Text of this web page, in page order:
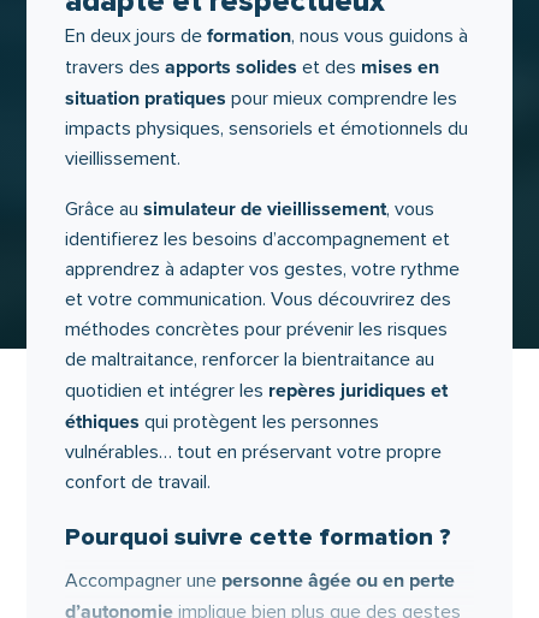
En deux jours deformation, nous vous guidons à
travers desapports solides et des mises en
situation pratiques pour mieux comprendre les
impacts physiques, sensoriels et émotionnels du
vieillissement.
Grâce ausimulateur de vieillissement, vous
identifierez les besoins d’accompagnement et
apprendrez à adapter vos gestes, votre rythme
et votre communication. Vous découvrirez des
méthodes concrètes pour prévenir les risques
de maltraitance, renforcer la bientraitance au
quotidien et intégrer les repères juridiques et
éthiques qui protègent les personnes
vulnérables… tout en préservant votre propre
confort de travail.
Pourquoi suivre cette formation ?
Accompagner une personne âgée ou en perte
d’autonomie implique bien plus que des gestes